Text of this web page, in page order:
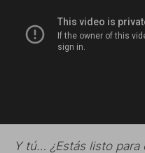
Y tú… ¿Estás listo